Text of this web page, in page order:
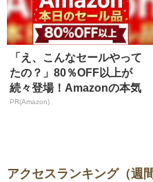
「え、こんなセールやって
たの？」80％OFF以上が
続々登場！Amazonの本気
が...
PR(Amazon)
アクセスランキング（週間